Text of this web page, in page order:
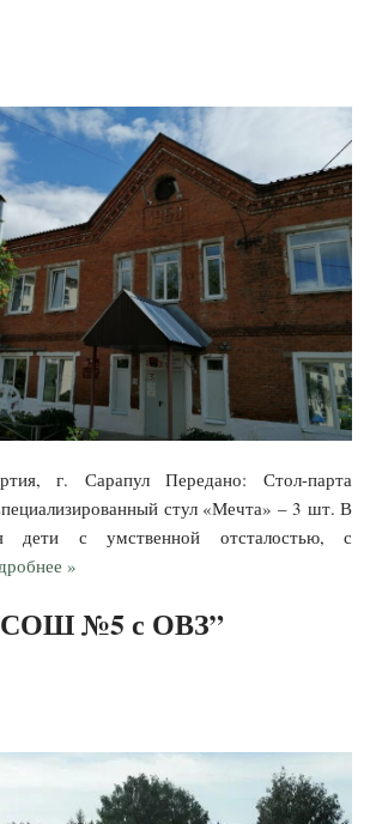
г. Сарапул Передано: Стол-парта
стул «Мечта» – 3 шт. В
дети с умственной отсталостью, с
»
№5 с ОВЗ”